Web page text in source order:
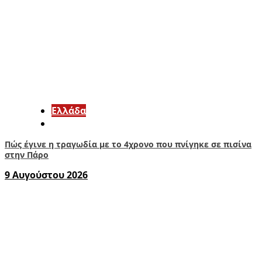
Ελλάδα
Πώς έγινε η τραγωδία με το 4χρονο που πνίγηκε σε πισίνα
στην Πάρο
9 Αυγούστου 2026